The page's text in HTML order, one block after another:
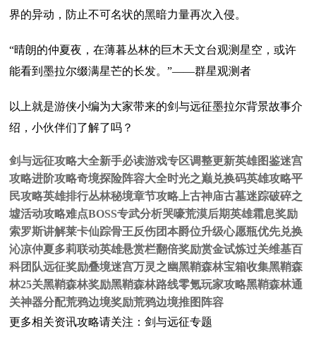
界的异动，防止不可名状的黑暗力量再次入侵。
“晴朗的仲夏夜，在薄暮丛林的巨木天文台观测星空，或许
能看到墨拉尔缀满星芒的长发。”——群星观测者
以上就是游侠小编为大家带来的剑与远征墨拉尔背景故事介
绍，小伙伴们了解了吗？
剑与远征攻略大全新手必读游戏专区调整更新英雄图鉴迷宫
攻略进阶攻略奇境探险阵容大全时光之巅兑换码英雄攻略平
民攻略英雄排行丛林秘境章节攻略上古神庙古墓迷踪破碎之
墟活动攻略难点BOSS专武分析哭嚎荒漠后期英雄霜息奖励
索罗斯讲解莱卡仙踪骨王反伤团本爵位升级心愿瓶优先兑换
沁凉仲夏多莉联动英雄悬赏栏翻倍奖励赏金试炼过关维基百
科团队远征奖励叠境迷宫万灵之幽黑鞘森林宝箱收集黑鞘森
林25关黑鞘森林奖励黑鞘森林路线零氪玩家攻略黑鞘森林通
关神器分配荒鸦边境奖励荒鸦边境推图阵容
更多相关资讯攻略请关注：剑与远征专题